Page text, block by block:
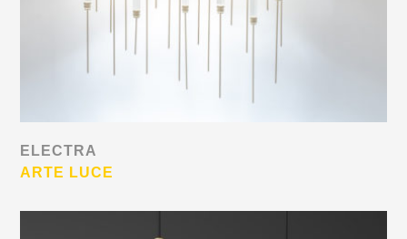
ELECTRA
ARTE LUCE